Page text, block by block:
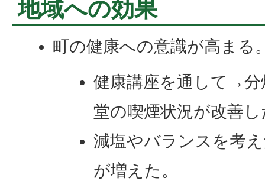
地域への効果
町の健康への意識が高まる
健康講座を通して→分
堂の喫煙状況が改善
減塩やバランスを考
が増えた。